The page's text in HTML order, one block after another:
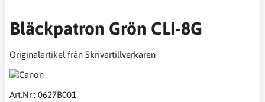
Bläckpatron Grön CLI-8G
Originalartikel från Skrivartillverkaren
Art.Nr:: 0627B001